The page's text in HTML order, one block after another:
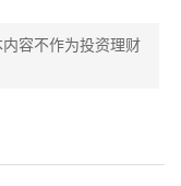
容不作为投资理财